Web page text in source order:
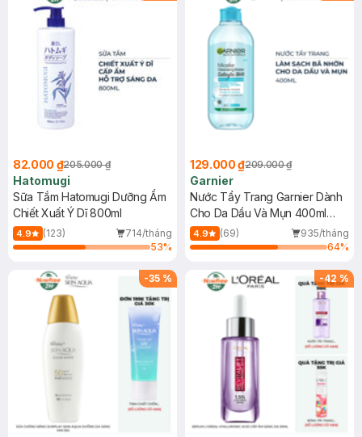
82.000 ₫205.000 ₫
Hatomugi
Sữa Tắm Hatomugi Dưỡng Ẩm
Chiết Xuất Ý Dĩ 800ml
4.9 (123)
714/tháng
53%
129.000 ₫209.000 ₫
Garnier
Nước Tẩy Trang Garnier Dành
Cho Da Dầu Và Mụn 400ml
(Mới)
4.9 (69)
935/tháng
64%
-35 % -42 %